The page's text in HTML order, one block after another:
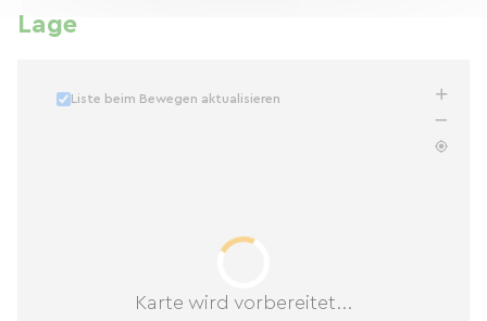
Lage
Karte wird vorbereitet...
Liste beim Bewegen aktualisieren